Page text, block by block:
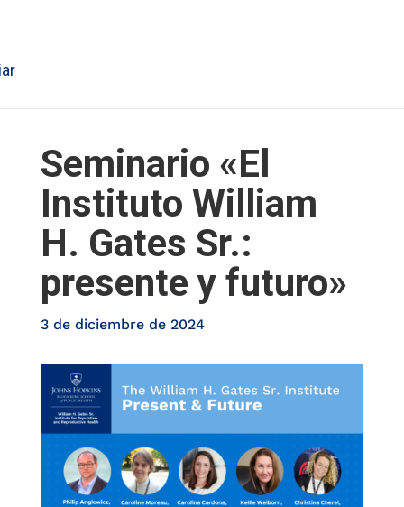
Seminario «El
Instituto William
H. Gates Sr.:
presente y futuro»
3 de diciembre de 2024